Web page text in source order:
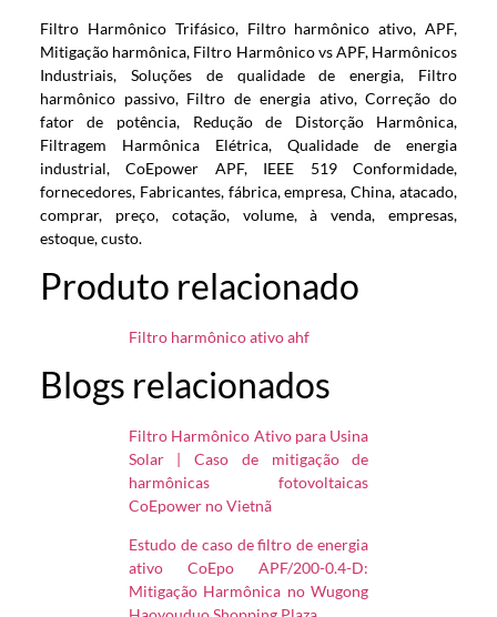
Filtro Harmônico Trifásico, Filtro harmônico ativo, APF,
Mitigação harmônica, Filtro Harmônico vs APF, Harmônicos
Industriais, Soluções de qualidade de energia, Filtro
harmônico passivo, Filtro de energia ativo, Correção do
fator de potência, Redução de Distorção Harmônica,
Filtragem Harmônica Elétrica, Qualidade de energia
industrial, CoEpower APF, IEEE 519 Conformidade,
fornecedores, Fabricantes, fábrica, empresa, China, atacado,
comprar, preço, cotação, volume, à venda, empresas,
estoque, custo.
Produto relacionado
Filtro harmônico ativo ahf
Blogs relacionados
Filtro Harmônico Ativo para Usina
Solar | Caso de mitigação de
harmônicas fotovoltaicas
CoEpower no Vietnã
Estudo de caso de filtro de energia
ativo CoEpo APF/200-0.4-D:
Mitigação Harmônica no Wugong